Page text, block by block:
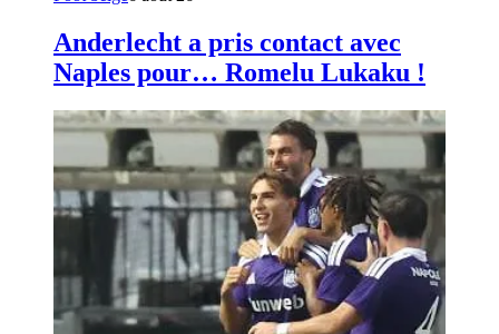
Anderlecht a pris contact avec
Naples pour… Romelu Lukaku !